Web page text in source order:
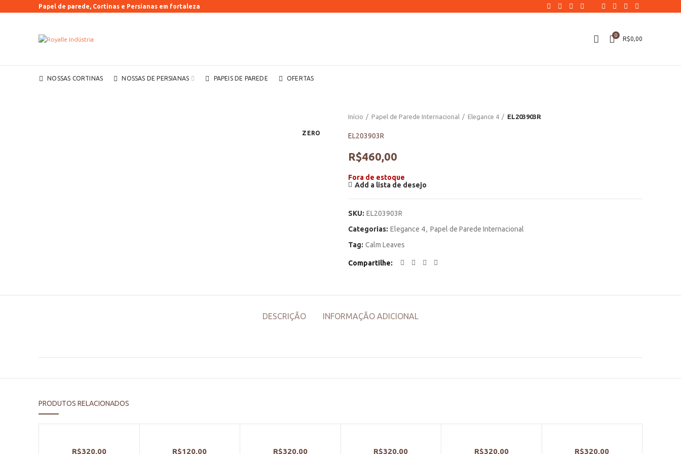
Papel de parede, Cortinas e Persianas em fortaleza
0
R$0,00
NOSSAS CORTINAS NOSSAS DE PERSIANAS PAPEIS DE PAREDE OFERTAS
ZERO
Início Papel de Parede Internacional Elegance 4 EL203903R
EL203903R
R$460,00
Fora de estoque
Add a lista de desejo
SKU: EL203903R
Categorias: Elegance 4, Papel de Parede Internacional
Tag: Calm Leaves
Compartilhe
DESCRIÇÃO INFORMAÇÃO ADICIONAL
PRODUTOS RELACIONADOS
R$320,00 R$120,00 R$320,00 R$320,00 R$320,00 R$320,00